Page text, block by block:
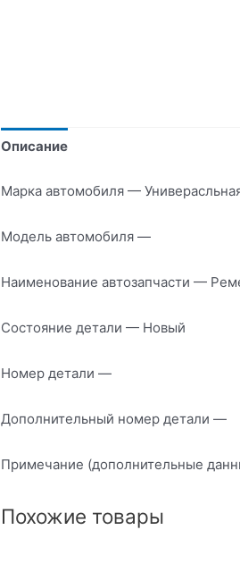
Описание
Марка автомобиля —
Модель автомобиля —
Наименование автозапчасти —
Состояние детали — Новый
Номер детали —
Дополнительный номер детали —
Примечание (дополнительные
Похожие товары